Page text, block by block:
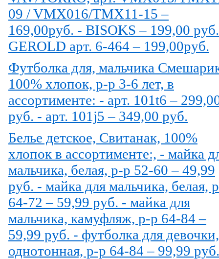
09 / VMX016/TMX11-15 –
169,00руб. - BISOKS – 199,00
GEROLD арт. 6-464 – 199,00руб.
Футболка для, мальчика
100% хлопок, р-р 3-6 лет, в
ассортименте: - арт. 101t6 –
руб. - арт. 101j5 – 349,00 руб.
Белье детское, Свитанак, 100%
хлопок в ассортименте:, - майка
мальчика, белая, р-р 52-60 – 49,99
руб. - майка для мальчика, белая,
64-72 – 59,99 руб. - майка для
мальчика, камуфляж, р-р 64-84 –
59,99 руб. - футболка для девочки,
однотонная, р-р 64-84 – 99,99 руб.